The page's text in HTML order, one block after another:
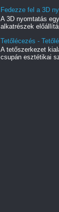
Fedezze fel a 3D
A 3D nyomtatás
alkatrészek
Tetőlécezés -
A tetőszerkezet
csupán esztétikai